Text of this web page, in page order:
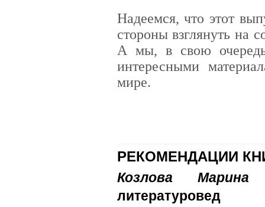
Надеемся, что этот
стороны взглянуть на
А мы, в свою
интересными
мире.
РЕКОМЕНДАЦИИ
Козлова Марина
литературовед